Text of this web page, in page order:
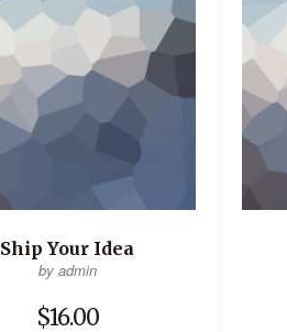
Ship Your Idea
by admin
$16.00